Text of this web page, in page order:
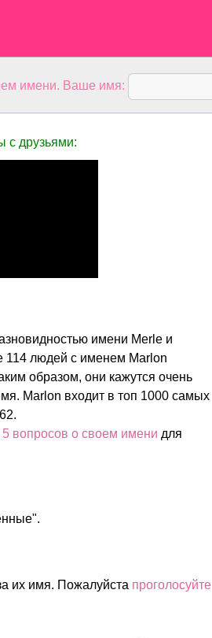
имени. Ваше имя:
с друзьями:
имени Merle и
114 людей с именем Marlon
образом, они кажутся очень
Marlon входит в топ 1000 самых
5 вопросов о своем имени для
их имя. Пожалуйста проголосуйте